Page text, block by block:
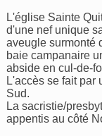
L'église Sainte
d'une nef unique
aveugle surmonté
baie campanaire
abside en cul-de-
L'accès se fait par
Sud.
La sacristie/
appentis au côté